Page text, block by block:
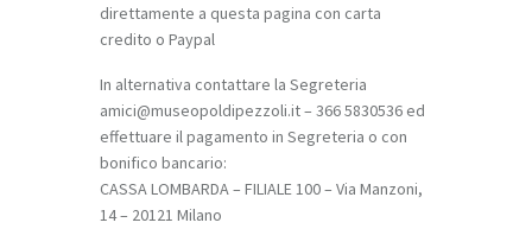
direttamente a questa pagina con carta
credito o Paypal
In alternativa contattare la Segreteria
amici@museopoldipezzoli.it – 366 5830536 ed
effettuare il pagamento in Segreteria o con
bonifico bancario:
CASSA LOMBARDA – FILIALE 100 – Via Manzoni,
14 – 20121 Milano